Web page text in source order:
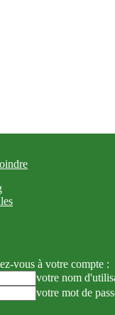
vous à votre compte :
votre nom
votre mot de